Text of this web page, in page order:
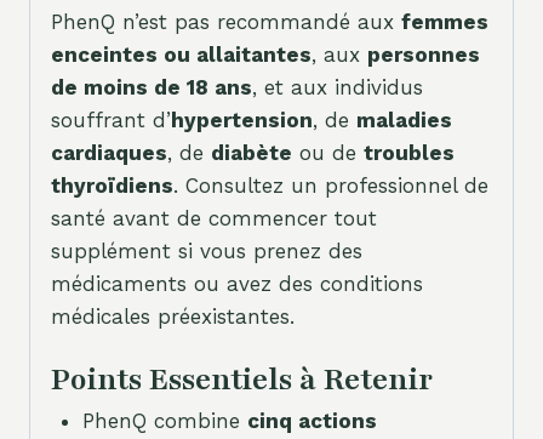
PhenQ n’est pas recommandé aux femmes
enceintes ou allaitantes, aux personnes
de moins de 18 ans, et aux individus
souffrant d’hypertension, de maladies
cardiaques, de diabète ou de troubles
thyroïdiens. Consultez un professionnel de
santé avant de commencer tout
supplément si vous prenez des
médicaments ou avez des conditions
médicales préexistantes.
Points Essentiels à Retenir
PhenQ combine cinq actions